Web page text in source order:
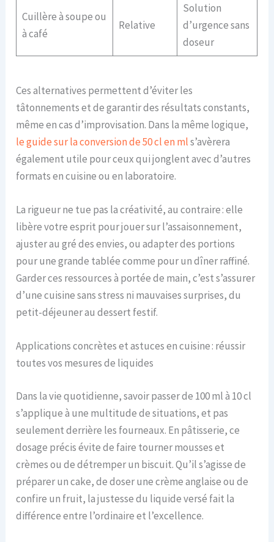
Cuillère à soupe ou
à café
Relative
Solution
d’urgence sans
doseur
Ces alternatives permettent d’éviter les
tâtonnements et de garantir des résultats constants,
même en cas d’improvisation. Dans la même logique,
le guide sur la conversion de 50 cl en mls’avèrera
également utile pour ceux qui jonglent avec d’autres
formats en cuisine ou en laboratoire.
La rigueur ne tue pas la créativité, au contraire : elle
libère votre esprit pour jouer sur l’assaisonnement,
ajuster au gré des envies, ou adapter des portions
pour une grande tablée comme pour un dîner raffiné.
Garder ces ressources à portée de main, c’est s’assurer
d’une cuisine sans stress ni mauvaises surprises, du
petit-déjeuner au dessert festif.
Applications concrètes et astuces en cuisine : réussir
toutes vos mesures de liquides
Dans la vie quotidienne, savoir passer de 100 ml à 10 cl
s’applique à une multitude de situations, et pas
seulement derrière les fourneaux. En pâtisserie, ce
dosage précis évite de faire tourner mousses et
crèmes ou de détremper un biscuit. Qu’il s’agisse de
préparer un cake, de doser une crème anglaise ou de
confire un fruit, la justesse du liquide versé fait la
différence entre l’ordinaire et l’excellence.